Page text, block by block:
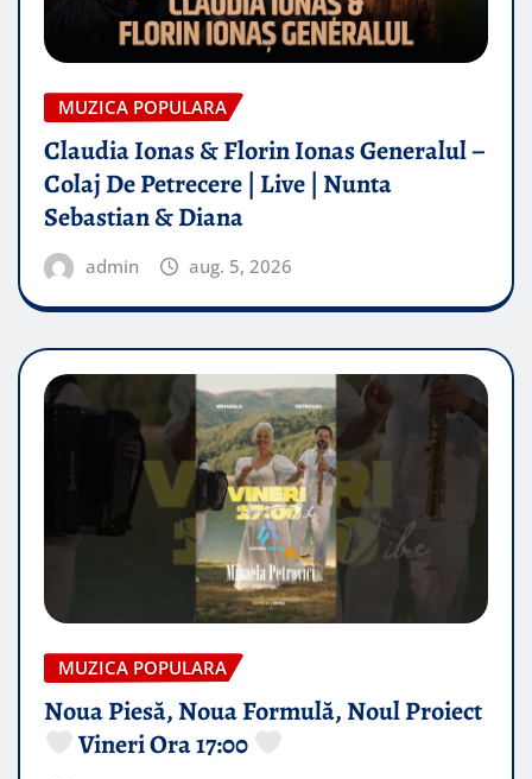
MUZICA POPULARA
Claudia Ionas & Florin Ionas Generalul –
Colaj De Petrecere | Live | Nunta
Sebastian & Diana
admin aug. 5, 2026
MUZICA POPULARA
Noua Piesă, Noua Formulă, Noul Proiect
Vineri Ora 17:00